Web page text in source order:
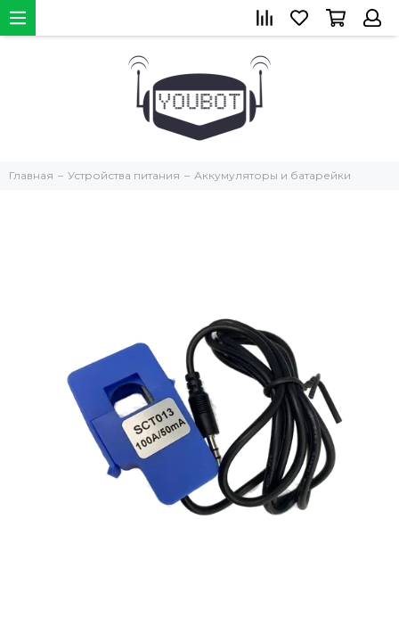
Главная Устройства питания Аккумуляторы и батарейки